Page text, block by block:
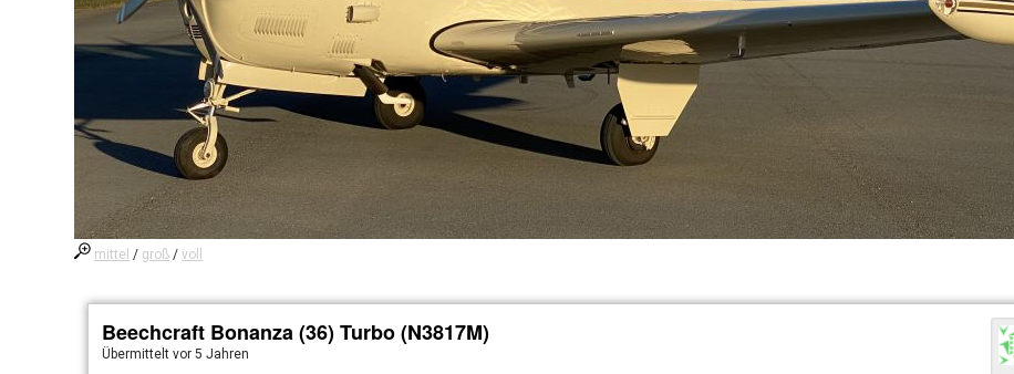
mittel / groß /voll
Beechcraft Bonanza (36) Turbo (N3817M)
Übermitteltvor 5 Jahren